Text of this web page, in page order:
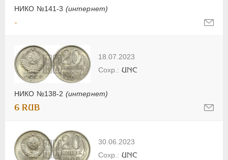
НИКО №141-3 (интернет)
-
18.07.2023
НИКО №138-2 (интернет)
UNC
6 RUB
30.06.2023
UNC